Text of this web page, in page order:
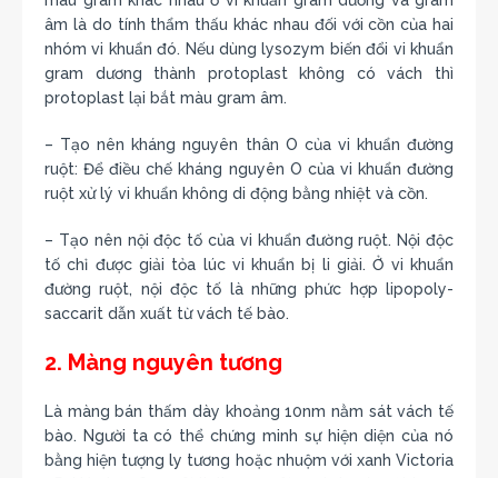
âm là do tính thẩm thấu khác nhau đối với cồn của hai
nhóm vi khuẩn đó. Nếu dùng lysozym biến đổi vi khuẩn
gram dương thành protoplast không có vách thì
protoplast lại bắt màu gram âm.
– Tạo nên kháng nguyên thân O của vi khuẩn đường
ruột: Để điều chế kháng nguyên O của vi khuẩn đường
ruột xử lý vi khuẩn không di động bằng nhiệt và cồn.
– Tạo nên nội độc tố của vi khuẩn đường ruột. Nội độc
tố chỉ được giải tỏa lúc vi khuẩn bị li giải. Ở vi khuẩn
đường ruột, nội độc tố là những phức hợp lipopoly-
saccarit dẫn xuất từ vách tế bào.
2. Màng nguyên tương
Là màng bán thấm dày khoảng 10nm nằm sát vách tế
bào. Người ta có thể chứng minh sự hiện diện của nó
bằng hiện tượng ly tương hoặc nhuộm với xanh Victoria